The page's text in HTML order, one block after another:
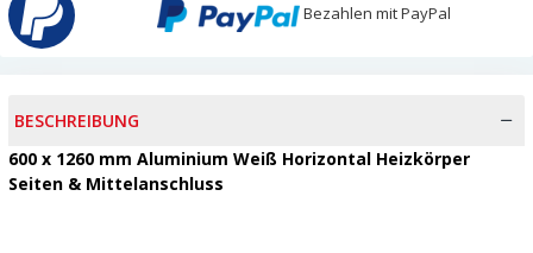
Bezahlen mit PayPal
BESCHREIBUNG
600 x 1260 mm Aluminium Weiß Horizontal Heizkörper
Seiten & Mittelanschluss